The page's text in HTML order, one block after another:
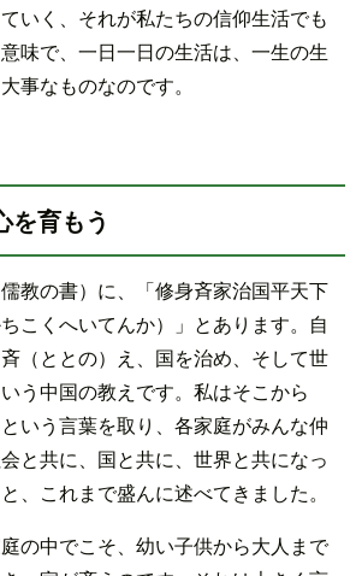
いく、それが私たちの信仰生活でも
味で、一日一日の生活は、一生の生
事なものなのです。
を育もう
教の書）に、「修身斉家治国平天下
こくへいてんか）」とあります。自
（ととの）え、国を治め、そして世
う中国の教えです。私はそこから
いう言葉を取り、各家庭がみんな仲
と共に、国と共に、世界と共になっ
、これまで盛んに述べてきました。
の中でこそ、幼い子供から大人まで